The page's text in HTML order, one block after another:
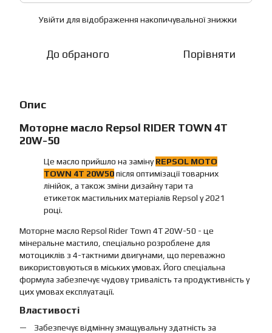
Увійти для відображення накопичувальної знижки
До обраного Порівняти
Опис
Моторне масло Repsol RIDER TOWN 4T
20W-50
Це масло прийшло на замінуREPSOL MOTO
TOWN 4T 20W50після оптимізації товарних
лінійок, а також зміни дизайну тари та
етикеток мастильних матеріалів Repsol у 2021
році.
Моторне масло Repsol Rider Town 4T 20W-50 - це
мінеральне мастило, спеціально розроблене для
мотоциклів з 4-тактними двигунами, що переважно
використовуються в міських умовах. Його спеціальна
формула забезпечує чудову тривалість та продуктивність у
цих умовах експлуатації.
Властивості
Забезпечує відмінну змащувальну здатність за